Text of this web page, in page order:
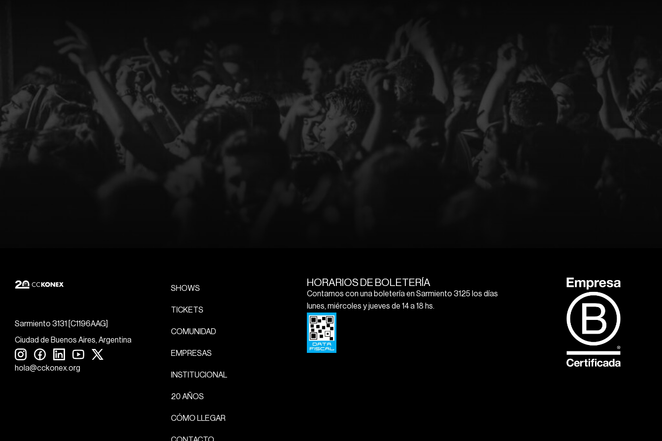
Sarmiento 3131 [C1196AAG]
Ciudad de Buenos Aires, Argentina
hola@cckonex.org
SHOWS
TICKETS
COMUNIDAD
EMPRESAS
INSTITUCIONAL
20 AÑOS
CÓMO LLEGAR
HORARIOS DE BOLETERÍA
Contamos con una boletería en Sarmiento 3125 los días
lunes, miércoles y jueves de 14 a 18 hs.